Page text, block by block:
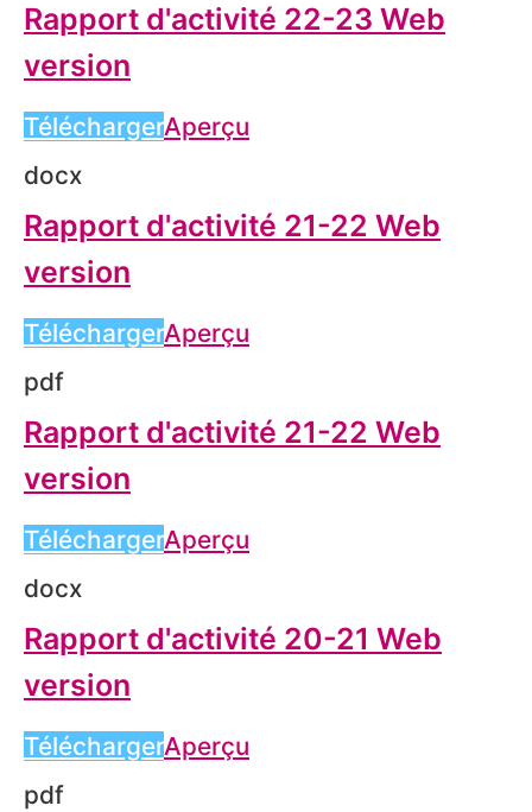
Rapport d'activité 22-23 Web
version
TéléchargerAperçu
docx
Rapport d'activité 21-22 Web
version
TéléchargerAperçu
pdf
Rapport d'activité 21-22 Web
version
TéléchargerAperçu
docx
Rapport d'activité 20-21 Web
version
TéléchargerAperçu
pdf